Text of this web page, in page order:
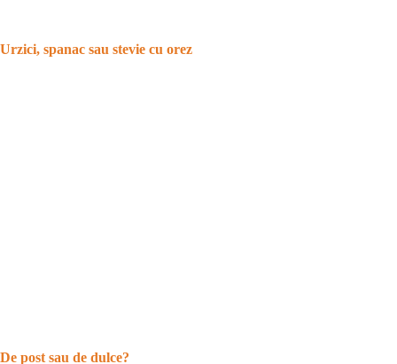
Urzici, spanac sau stevie cu orez
De post sau de dulce?